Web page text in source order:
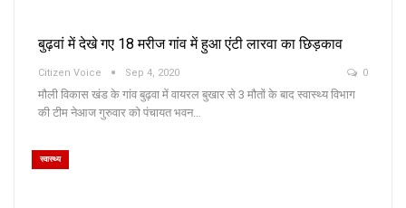
बुढ़वां में देखे गए 18 मरीज गांव में हुआ एंटी लारवा का छिड़काव
Citizen Voice Sep 4, 2020 0
मौली विकास खंड के गांव बुढ़वा में वायरल बुखार से 3 मौतों के बाद स्वास्थ्य विभाग
की टीम नेआज गुरुवार को पंचायत भवन…
स्वास्थ्य